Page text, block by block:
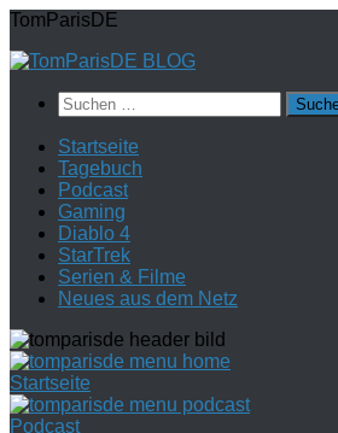
Zum
springen
TomParisDE
Suchen
nach:
Startseite
Tagebuch
Podcast
Gaming
Diablo 4
StarTrek
Serien & Filme
Neues aus dem Netz
Startseite
Podcast